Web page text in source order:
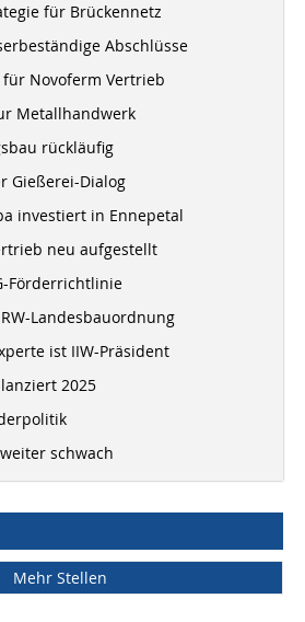
für Brückennetz
Abschlüsse
für Novoferm Vertrieb
Metallhandwerk
rückläufig
Gießerei-Dialog
investiert in Ennepetal
neu aufgestellt
Förderrichtlinie
Landesbauordnung
ist IIW-Präsident
2025
schwach
Mehr Stellen